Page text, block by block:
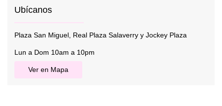
Ubícanos
Plaza San Miguel, Real Plaza Salaverry y Jockey Plaza
Lun a Dom 10am a 10pm
Ver en Mapa